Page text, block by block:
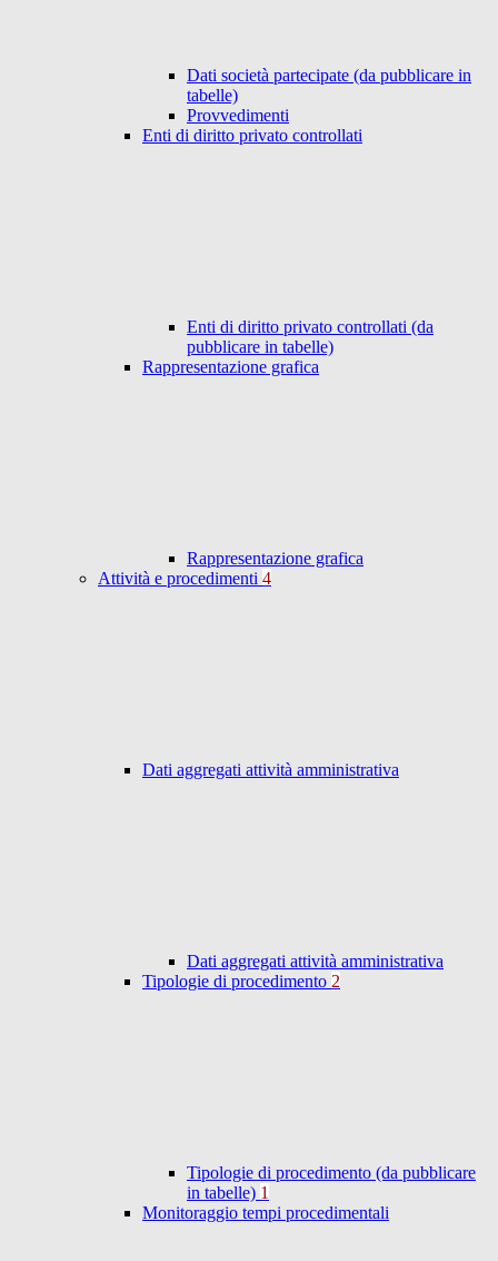
Dati società partecipate (da pubblicare in
tabelle)
Provvedimenti
Enti di diritto privato controllati
Enti di diritto privato controllati (da
pubblicare in tabelle)
Rappresentazione grafica
Rappresentazione grafica
Attività e procedimenti 4
Dati aggregati attività amministrativa
Dati aggregati attività amministrativa
Tipologie di procedimento 2
Tipologie di procedimento (da pubblicare
in tabelle) 1
Monitoraggio tempi procedimentali